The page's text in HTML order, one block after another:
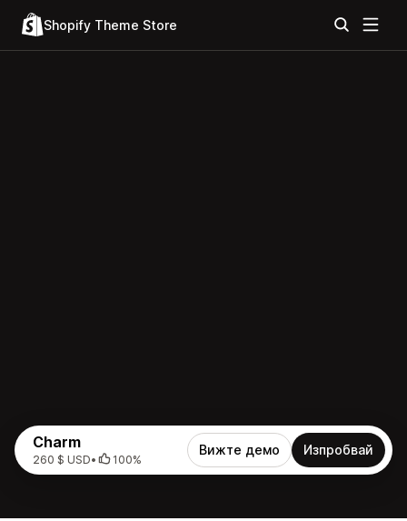
Shopify Theme Store
Charm
260 $ USD• 100%
Вижте демо Изпробвай